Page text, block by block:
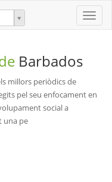
Toggle
Barbados
millors periòdics de
pel seu enfocament en
social a
una pe